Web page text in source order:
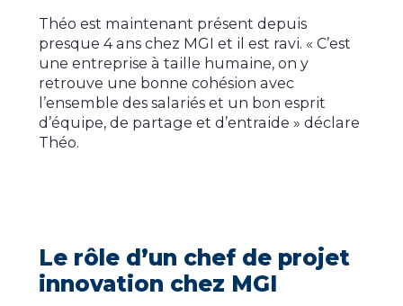
Théo est maintenant présent depuis
presque 4 ans chez MGI et il est ravi. « C’est
une entreprise à taille humaine, on y
retrouve une bonne cohésion avec
l’ensemble des salariés et un bon esprit
d’équipe, de partage et d’entraide » déclare
Théo.
Le rôle d’un chef de projet
innovation chez MGI